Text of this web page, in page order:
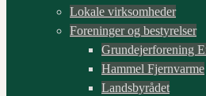
Lokale virksomheder
Foreninger og bestyrelser
Grundejerforening
Hammel Fjernvarme
Landsbyrådet